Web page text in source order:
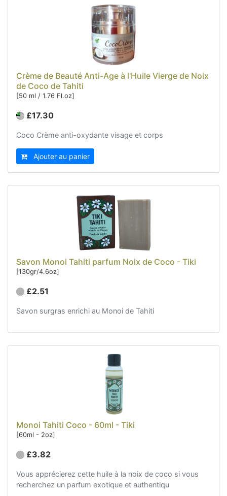
Crème de Beauté Anti-Age à l'Huile Vierge de Noix
de Coco de Tahiti
[50 ml / 1.76 Fl.oz]
£17.30
Coco Crème anti-oxydante visage et corps
Ajouter au panier
Savon Monoi Tahiti parfum Noix de Coco - Tiki
[130gr/4.6oz]
£2.51
Savon surgras enrichi au Monoi de Tahiti
Monoi Tahiti Coco - 60ml - Tiki
[60ml - 2oz]
£3.82
Vous apprécierez cette huile à la noix de coco si vous
recherchez un parfum exotique et authentiqu